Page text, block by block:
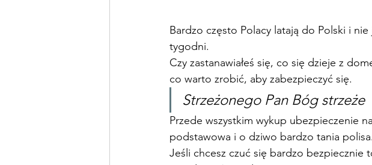
Bardzo często Polacy latają do Polski i
tygodni.
Czy zastanawiałeś się, co się dzieje z
co warto zrobić, aby zabezpieczyć się.
Strzeżonego Pan Bóg strzeże
Przede wszystkim wykup ubezpieczenie
podstawowa i o dziwo bardzo tania polisa.
Jeśli chcesz czuć się bardzo bezpiecznie